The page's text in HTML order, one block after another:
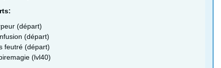
(départ)
(départ)
feutré (départ)
(lvl40)